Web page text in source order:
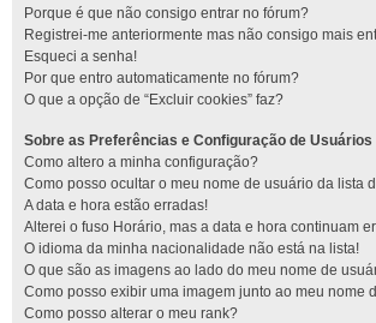
Porque é que não consigo entrar no fórum?
Registrei-me anteriormente mas não consigo mais
Esqueci a senha!
Por que entro automaticamente no fórum?
O que a opção de “Excluir cookies” faz?
Sobre as Preferências e Configuração de Usuários
Como altero a minha configuração?
Como posso ocultar o meu nome de usuário da lista
A data e hora estão erradas!
Alterei o fuso Horário, mas a data e hora continuam
O idioma da minha nacionalidade não está na lista!
O que são as imagens ao lado do meu nome de
Como posso exibir uma imagem junto ao meu nome
Como posso alterar o meu rank?